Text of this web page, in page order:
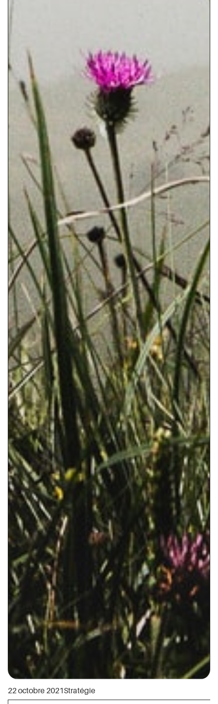
22 octobre 2021Stratégie